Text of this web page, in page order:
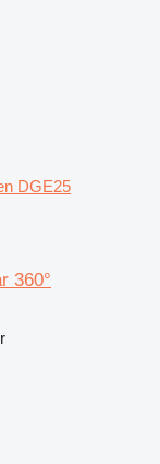
DGE25
360°